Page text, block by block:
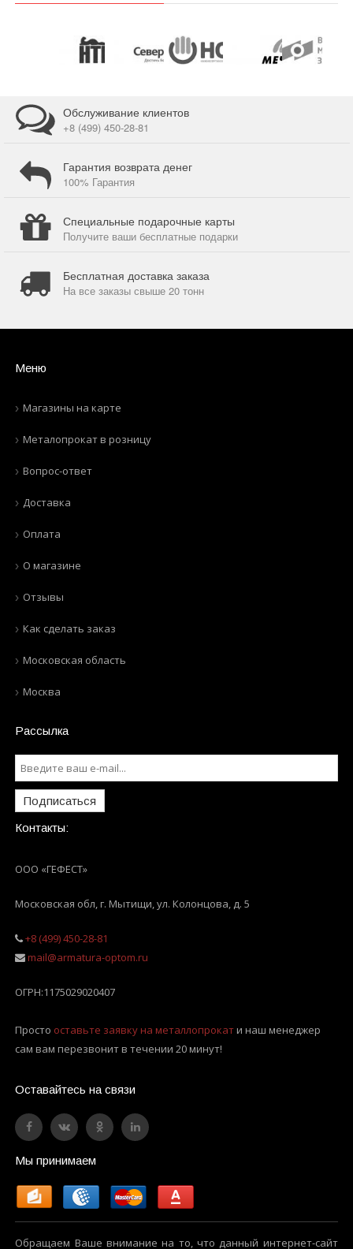
Обслуживание клиентов
+8 (499) 450-28-81
Гарантия возврата денег
100% Гарантия
Специальные подарочные карты
Получите ваши бесплатные подарки
Бесплатная доставка заказа
На все заказы свыше 20 тонн
Меню
Магазины на карте
Металопрокат в розницу
Вопрос-ответ
Доставка
Оплата
О магазине
Отзывы
Как сделать заказ
Московская область
Москва
Рассылка
Подписаться
Контакты:
ООО «ГЕФЕСТ»
Московская обл, г. Мытищи,ул. Колонцова, д. 5
+8 (499) 450-28-81
mail@armatura-optom.ru
ОГРН:1175029020407
Просто оставьте заявку на металлопрокати наш менеджер
сам вам перезвонит в течении 20 минут!
Оставайтесь на связи
Мы принимаем
Обращаем Ваше внимание на то, что данный интернет-сайт